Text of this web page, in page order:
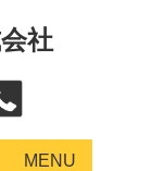
社
MENU